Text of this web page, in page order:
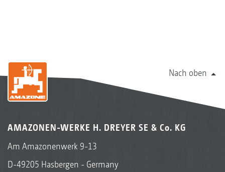
Nach oben
AMAZONEN-WERKE H. DREYER SE & Co. KG
Am Amazonenwerk 9-13
D-49205 Hasbergen - Germany